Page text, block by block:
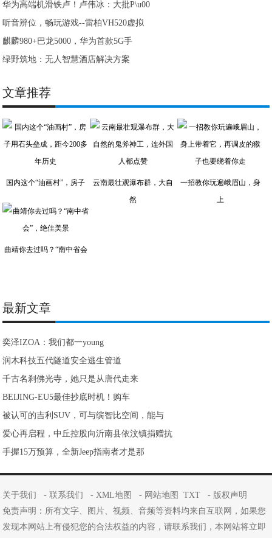
华为高端机滑铁卢！卢伟冰：大批P\u00
听音辨位，畅玩游戏--雷柏VH520虚拟
麒麟980+巴龙5000，华为首款5G手
绿野筑地：无人智慧酒店解决方案
文章推荐
国内这个“油画村”，房子
云南最壮观瀑布群，大自
然
一招教你玩遍峨眉山，身
上
曲靖你去过吗？“南中省会
最新文章
奕泽IZOA：我们都一young
润木科技五代隧道安全逃生管道
千古名刹佛光寺，她只是从唐代走来
BEIJING-EU5最佳抄底时机！购车
被认可的吉利SUV，可与缤智比空间，能与
爱心再启程，中丘控股向沂南县依汶镇捐赠抗
手握15万预算，全新Jeep指南者才是那
关于我们 -联系我们 -XML地图 - 网站地图 TXT - 版权声明
免责声明：所有文字、图片、视频、音频等资料均来自互联网，如果您
发现本网站上有侵犯您的合法权益的内容，请联系我们，本网站将立即